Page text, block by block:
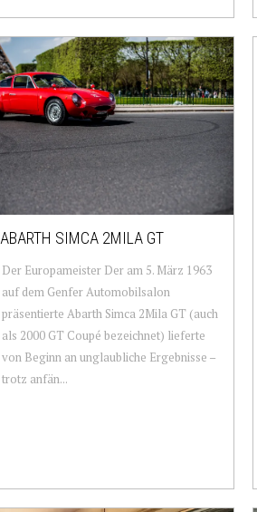
ABARTH SIMCA 2MILA GT
Der Europameister Der am 5. März 1963
auf dem Genfer Automobilsalon
präsentierte Abarth Simca 2Mila GT (auch
als 2000 GT Coupé bezeichnet) lieferte
von Beginn an unglaubliche Ergebnisse –
trotz anfän...